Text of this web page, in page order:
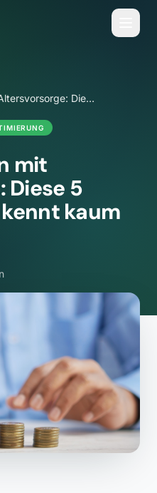
Diese
mit
Diese 5
kaum